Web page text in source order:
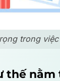
trong
thế nằm